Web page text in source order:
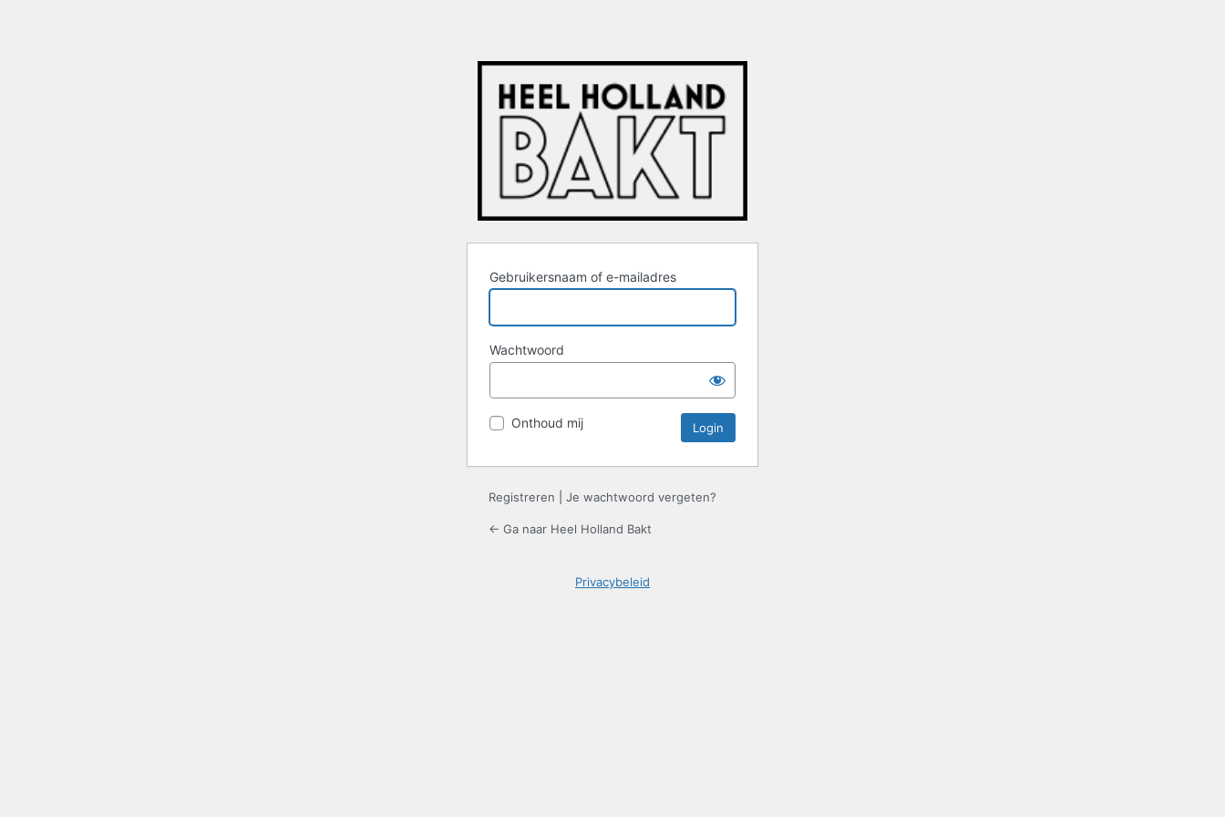
Gebruikersnaam of e-mailadres
Wachtwoord
Onthoud mij
Registreren Je wachtwoord vergeten?
← Ga naar Heel Holland Bakt
Privacybeleid